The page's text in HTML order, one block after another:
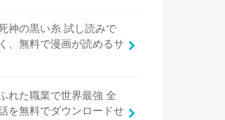
神の黒い糸 試し読みで
、無料で漫画が読めるサ
れた職業で世界最強 全
を無料でダウンロードせ